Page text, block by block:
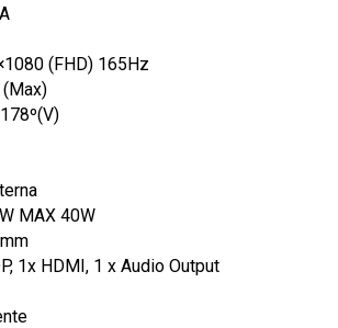
(FHD) 165Hz
MAX 40W
1x HDMI, 1 x Audio Output